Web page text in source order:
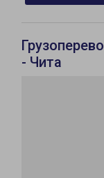
- Чита